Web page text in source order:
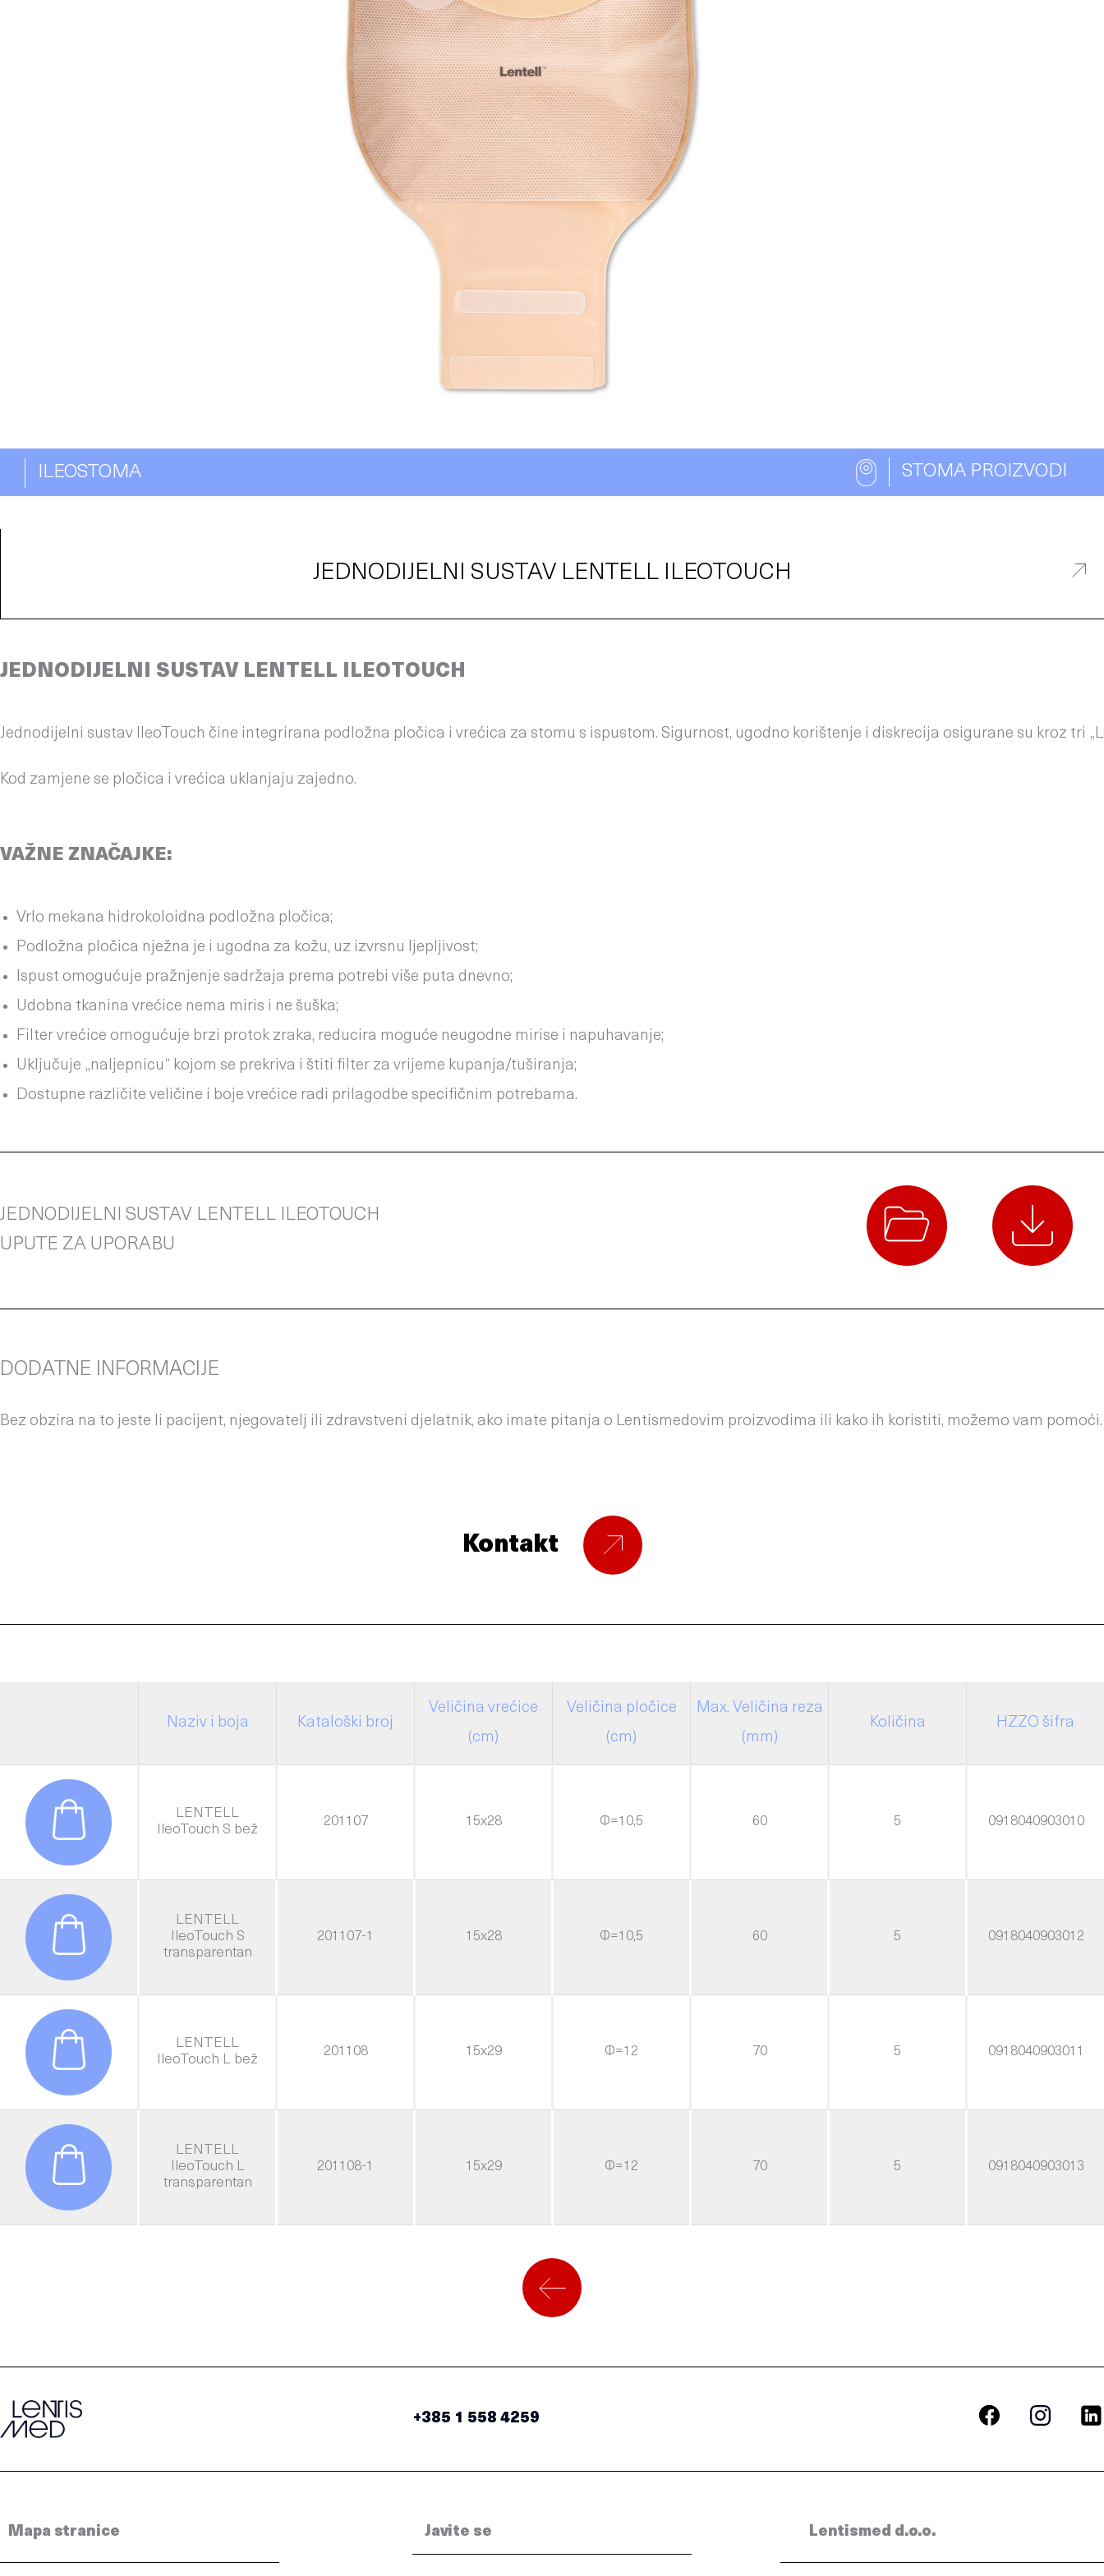
ILEOSTOMA STOMA PROIZVODI
JEDNODIJELNI SUSTAV LENTELL ILEOTOUCH
JEDNODIJELNI SUSTAV LENTELL ILEOTOUCH
Jednodijelni sustav IleoTouch čine integrirana podložna pločica i vrećica za stomu s ispustom. Sigurnost, ugodno korištenje i diskrecija osigurane su kroz
VAŽNE ZNAČAJKE:
Vrlo mekana hidrokoloidna podložna pločica;
Podložna pločica nježna je i ugodna za kožu, uz izvrsnu ljepljivost;
Ispust omogućuje pražnjenje sadržaja prema potrebi više puta dnevno;
Udobna tkanina vrećice nema miris i ne šuška;
Filter vrećice omogućuje brzi protok zraka, reducira moguće neugodne mirise i napuhavanje;
Uključuje „naljepnicu“ kojom se prekriva i štiti filter za vrijeme kupanja/tuširanja;
Dostupne različite veličine i boje vrećice radi prilagodbe specifičnim potrebama.
JEDNODIJELNI SUSTAV LENTELL ILEOTOUCH
UPUTE ZA UPORABU
DODATNE INFORMACIJE
Bez obzira na to jeste li pacijent, njegovatelj ili zdravstveni djelatnik, ako imate pitanja o Lentismedovim proizvodima ili kako ih koristiti, možemo vam pomoći.
Kontakt
Naziv i boja Kataloški broj
Veličina vrećice
(cm)
Veličina pločice
(cm)
Max. Veličina reza
(mm)
Količina HZZO šifra
LENTELL
IleoTouch S bež
201107 15x28 Φ=10,5 60 5 0918040903010
LENTELL
IleoTouch S
transparentan
201107-1 15x28 Φ=10,5 60 5 0918040903012
LENTELL
IleoTouch L bež
201108 15x29 Φ=12 70 5 0918040903011
LENTELL
IleoTouch L
transparentan
201108-1 15x29 Φ=12 70 5 0918040903013
+385 1 558 4259
Mapa stranice Javite se Lentismed d.o.o.